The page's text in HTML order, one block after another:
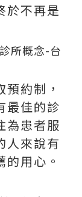
於不再是
約制，
最佳的診
為患者服
人來說有
用心。